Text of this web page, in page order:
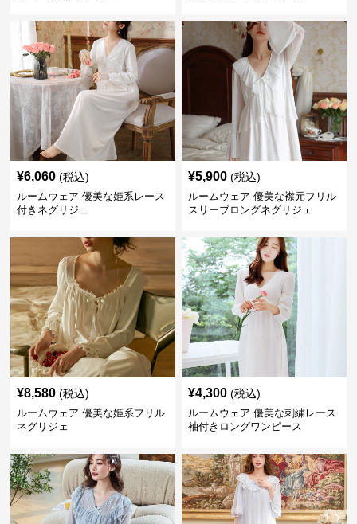
¥6,060 (税込)
ルームウェア 優美な姫系レース
付きネグリジェ
¥5,900 (税込)
ルームウェア 優美な襟元フリル
スリーブロングネグリジェ
¥8,580 (税込)
ルームウェア 優美な姫系フリル
ネグリジェ
¥4,300 (税込)
ルームウェア 優美な刺繍レース
袖付きロングワンピース